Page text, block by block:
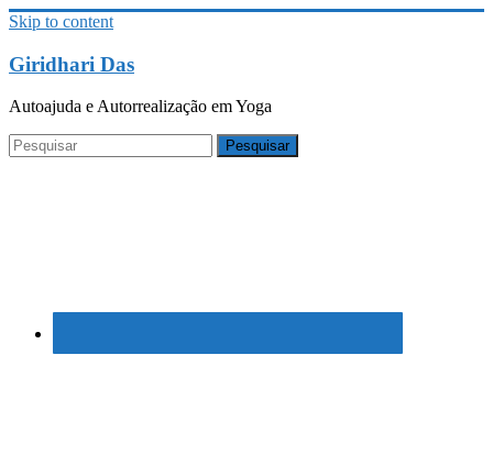
Skip to content
Giridhari Das
Autoajuda e Autorrealização em Yoga